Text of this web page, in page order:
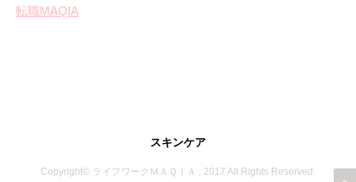
転職MAQIA
スキンケア
Copyright© ライフワークＭＡＱＩＡ , 2017 All Rights Reserved.